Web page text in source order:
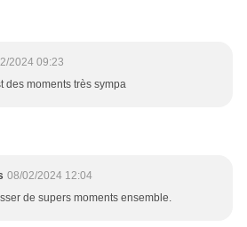
2024 09:23
des moments très sympa
08/02/2024 12:04
de supers moments ensemble.